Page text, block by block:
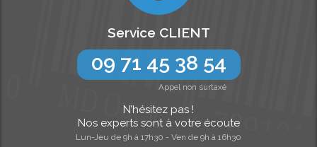
Service CLIENT
09 71 45 38 54
Appel non surtaxé
N’hésitez pas !
Nos experts sont à votre écoute
Lun-Jeu de 9h à 17h30 - Ven de 9h à 16h30